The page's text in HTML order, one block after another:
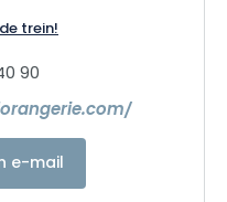
trein!
90
e-mail